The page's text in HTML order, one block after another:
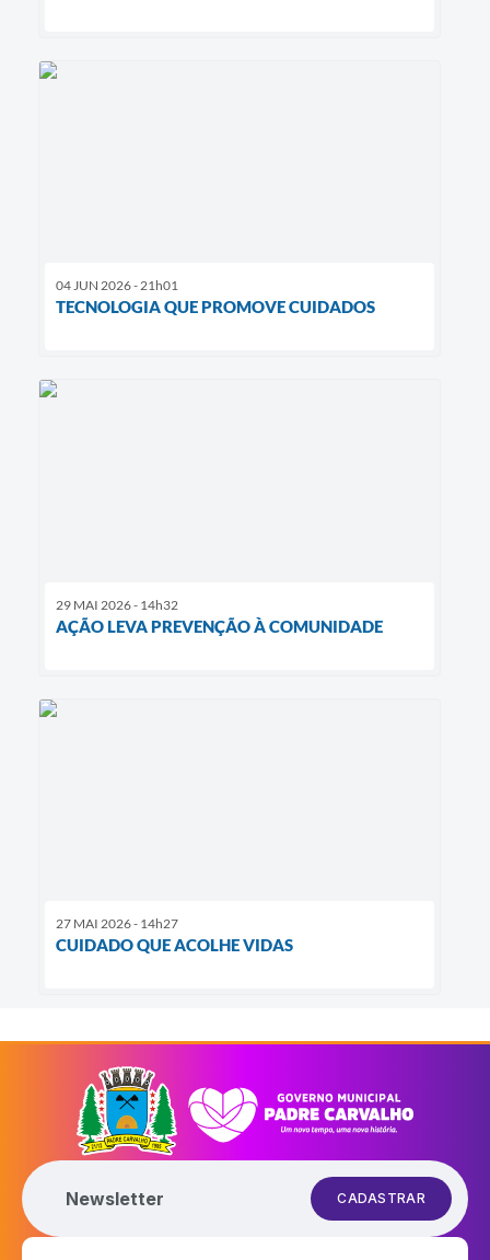
04 JUN 2026 - 21h01
TECNOLOGIA QUE PROMOVE CUIDADOS
29 MAI 2026 - 14h32
AÇÃO LEVA PREVENÇÃO À COMUNIDADE
27 MAI 2026 - 14h27
CUIDADO QUE ACOLHE VIDAS
Newsletter CADASTRAR